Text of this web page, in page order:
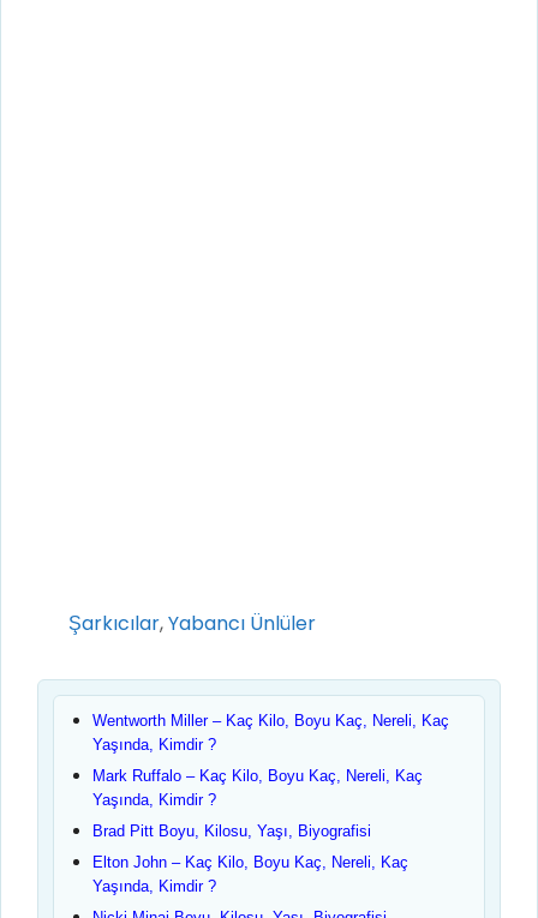
Kategoriler
Şarkıcılar,Yabancı Ünlüler
Wentworth Miller – Kaç Kilo, Boyu Kaç, Nereli, Kaç
Yaşında, Kimdir ?
Mark Ruffalo – Kaç Kilo, Boyu Kaç, Nereli, Kaç
Yaşında, Kimdir ?
Brad Pitt Boyu, Kilosu, Yaşı, Biyografisi
Elton John – Kaç Kilo, Boyu Kaç, Nereli, Kaç
Yaşında, Kimdir ?